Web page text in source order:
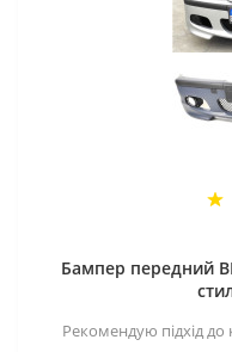
Бампер передний
Рекомендую підхід до